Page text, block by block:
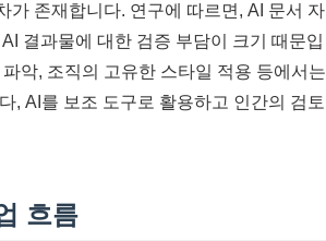
가 존재합니다. 연구에 따르면, AI 문서 자
결과물에 대한 검증 부담이 크기 때문입
악, 조직의 고유한 스타일 적용 등에서는
, AI를 보조 도구로 활용하고 인간의 검토
흐름